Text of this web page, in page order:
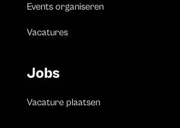
Events organiseren
Vacatures
Jobs
Vacature plaatsen